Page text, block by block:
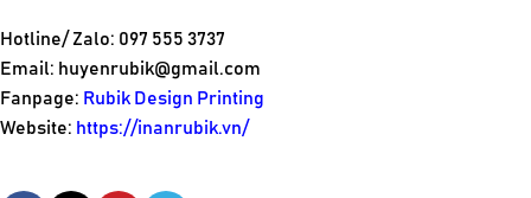
Hotline/ Zalo: 097 555 3737
Email: huyenrubik@gmail.com
Fanpage: Rubik Design Printing
Website: https://inanrubik.vn/